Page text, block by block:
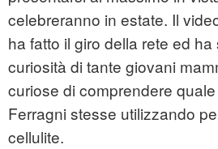
celebreranno in estate. Il
ha fatto il giro della rete ed
curiosità di tante giovani
curiose di comprendere
Ferragni stesse utilizzando
cellulite.